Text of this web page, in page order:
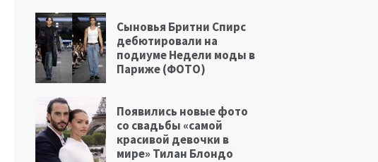
Сыновья Бритни Спирс
дебютировали на
подиуме Недели моды в
Париже (ФОТО)
Появились новые фото
со свадьбы «самой
красивой девочки в
мире» Тилан Блондо